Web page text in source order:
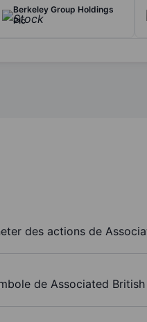
Berkeley Group Holdings
Plc
des actions de
de Associated